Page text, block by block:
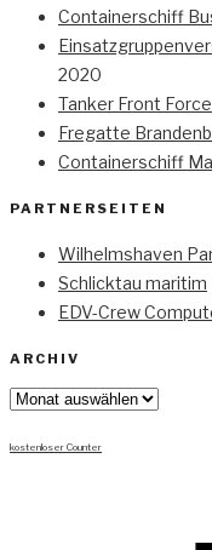
Containerschiff
2020
Tanker Front Force
Fregatte
Containerschiff
PARTNERSEITEN
Wilhelmshaven
Schlicktau maritim
EDV-Crew
ARCHIV
Archiv
kostenloser Counter